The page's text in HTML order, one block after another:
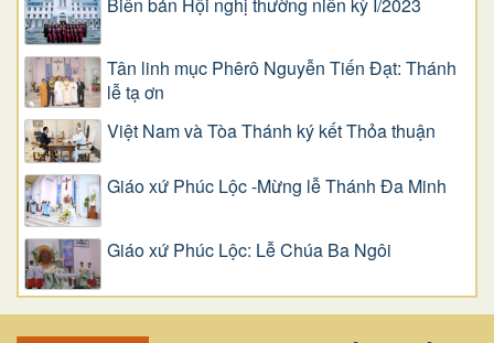
Biên bản Hội nghị thường niên kỳ I/2023
Tân linh mục Phêrô Nguyễn Tiến Đạt: Thánh
lễ tạ ơn
Việt Nam và Tòa Thánh ký kết Thỏa thuận
Giáo xứ Phúc Lộc -Mừng lễ Thánh Đa Minh
Giáo xứ Phúc Lộc: Lễ Chúa Ba Ngôi